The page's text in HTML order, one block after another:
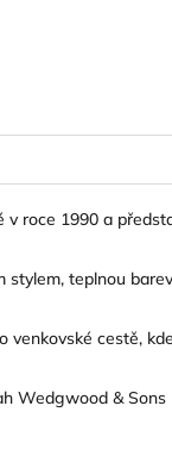
roce 1990 a
stylem, teplnou
venkovské cestě,
Wedgwood & Sons